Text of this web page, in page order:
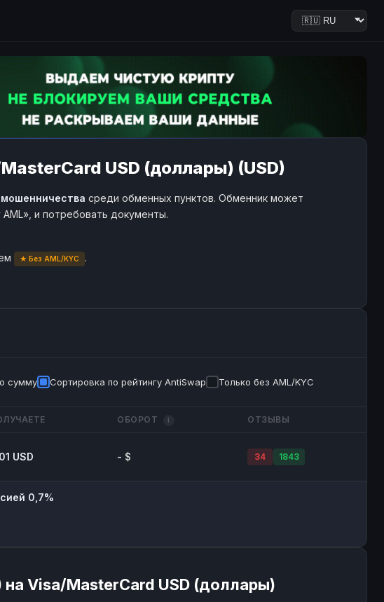
USD (доллары) (USD)
мошенничества среди обменных пунктов. Обменник может
и потребовать документы.
★ Без AML/KYC
.
сумму Сортировка по рейтингу AntiSwap Только без AML/KYC
ОБОРОТ i ОТЗЫВЫ
USD - $ 34 1843
0,7%
Visa/MasterCard USD (доллары)